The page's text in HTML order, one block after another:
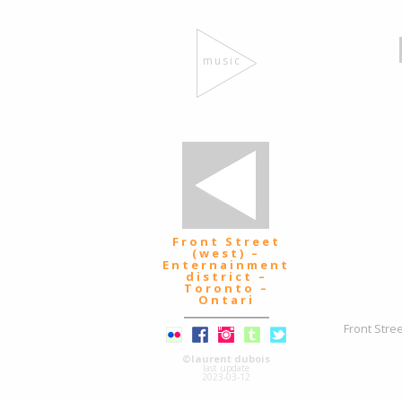
music
Front Street
(west) –
Enternainment
district –
Toronto –
Ontari
©laurent dubois
last update
2023-03-12
Front